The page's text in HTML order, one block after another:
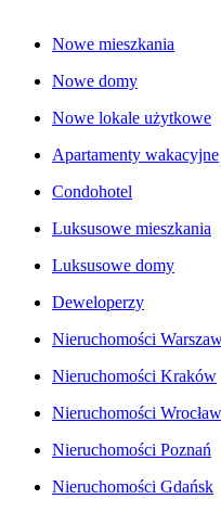
Nowe mieszkania
Nowe domy
Nowe lokale użytkowe
Apartamenty wakacyjne
Condohotel
Luksusowe mieszkania
Luksusowe domy
Deweloperzy
Nieruchomości
Nieruchomości Kraków
Nieruchomości Wrocław
Nieruchomości Poznań
Nieruchomości Gdańsk